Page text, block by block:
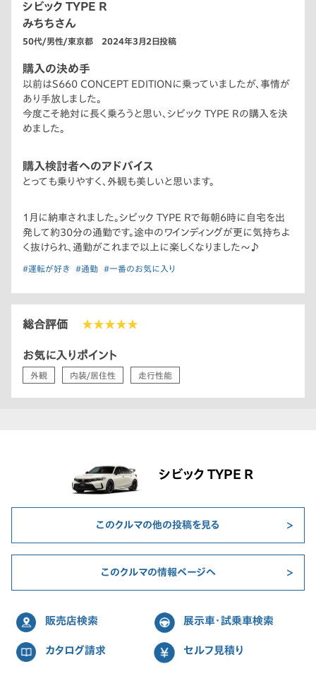
シビック TYPE R
みちちさん
50代/男性/東京都 2024年3月2日投稿
購入の決め手
以前はS660 CONCEPT EDITIONに乗っていましたが、事情が
あり手放しました。
今度こそ絶対に長く乗ろうと思い、シビック TYPE Rの購入を決
めました。
購入検討者へのアドバイス
とっても乗りやすく、外観も美しいと思います。
1月に納車されました。シビック TYPE Rで毎朝6時に自宅を出
発して約30分の通勤です。途中のワインディングが更に気持ちよ
く抜けられ、通勤がこれまで以上に楽しくなりました〜♪
#運転が好き #通勤 #一番のお気に入り
総合評価 ★★★★★
お気に入りポイント
外観 内装/居住性 走行性能
シビック TYPE R
このクルマの他の投稿を見る
このクルマの情報ページへ
販売店検索 展示車・試乗車検索
カタログ請求 セルフ見積り